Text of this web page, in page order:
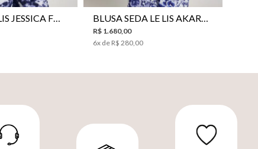
CAMISA LE LIS JESSICA FEMININA BLUSA SEDA LE LIS AKARI FEMININA
R$ 1.680,00
6x de R$ 280,00